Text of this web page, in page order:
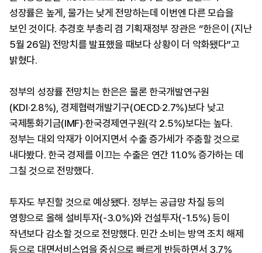
성장률은 높게, 물가는 낮게 전망하는데 이번엔 다른 모습을
보인 것이다. 추경호 부총리 겸 기획재정부 장관은 “한은이 (지난
5월 26일) 전망치를 발표했을 때보다 상황이 더 악화됐다”고
밝혔다.
정부의 성장률 전망치는 한은은 물론 한국개발연구원
(KDI·2.8%), 경제협력개발기구(OECD·2.7%)보다 낮고
국제통화기금(IMF)·한국경제연구원(각 2.5%)보다는 높다.
정부는 대외 악재가 이어지면서 수출 증가세가 주춤할 것으로
내다봤다. 한국 경제를 이끄는 수출은 연간 11.0% 증가하는 데
그칠 것으로 전망했다.
투자도 부진할 것으로 예상됐다. 정부는 공급망 차질 등의
영향으로 올해 설비투자(-3.0%)와 건설투자(-1.5%) 등이
작년보다 감소할 것으로 전망했다. 민간 소비는 방역 조치 해제
등으로 대면서비스업을 중심으로 빠르게 반등하면서 3.7%